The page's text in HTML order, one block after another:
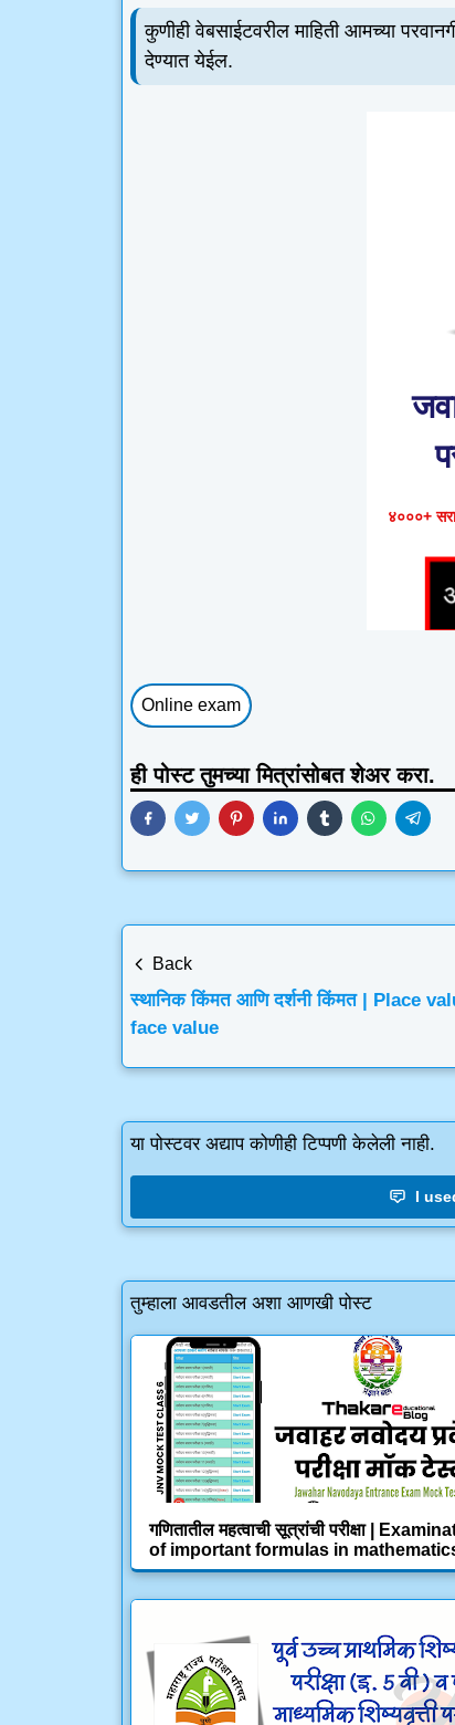
कुणीही वेबसाईटवरील माहिती आमच्या
देण्यात येईल.
४०००+
Online exam
ही पोस्ट तुमच्या मित्रांसोबत शेअर करा.
Back
स्थानिक किंमत आणि दर्शनी किंमत | Place
face value
या पोस्टवर अद्याप कोणीही टिप्पणी केलेली नाही.
I
तुम्हाला आवडतील अशा आणखी पोस्ट
गणितातील महत्वाची सूत्रांची परीक्षा |
of important formulas in